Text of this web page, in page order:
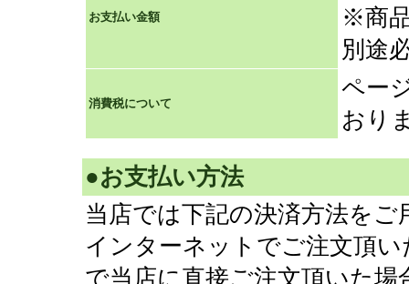
お支払い金額
※商
別途
消費税について
ペー
おり
●お支払い方法
当店では下記の決済方法を
インターネットでご注文頂
で当店に直接ご注文頂いた